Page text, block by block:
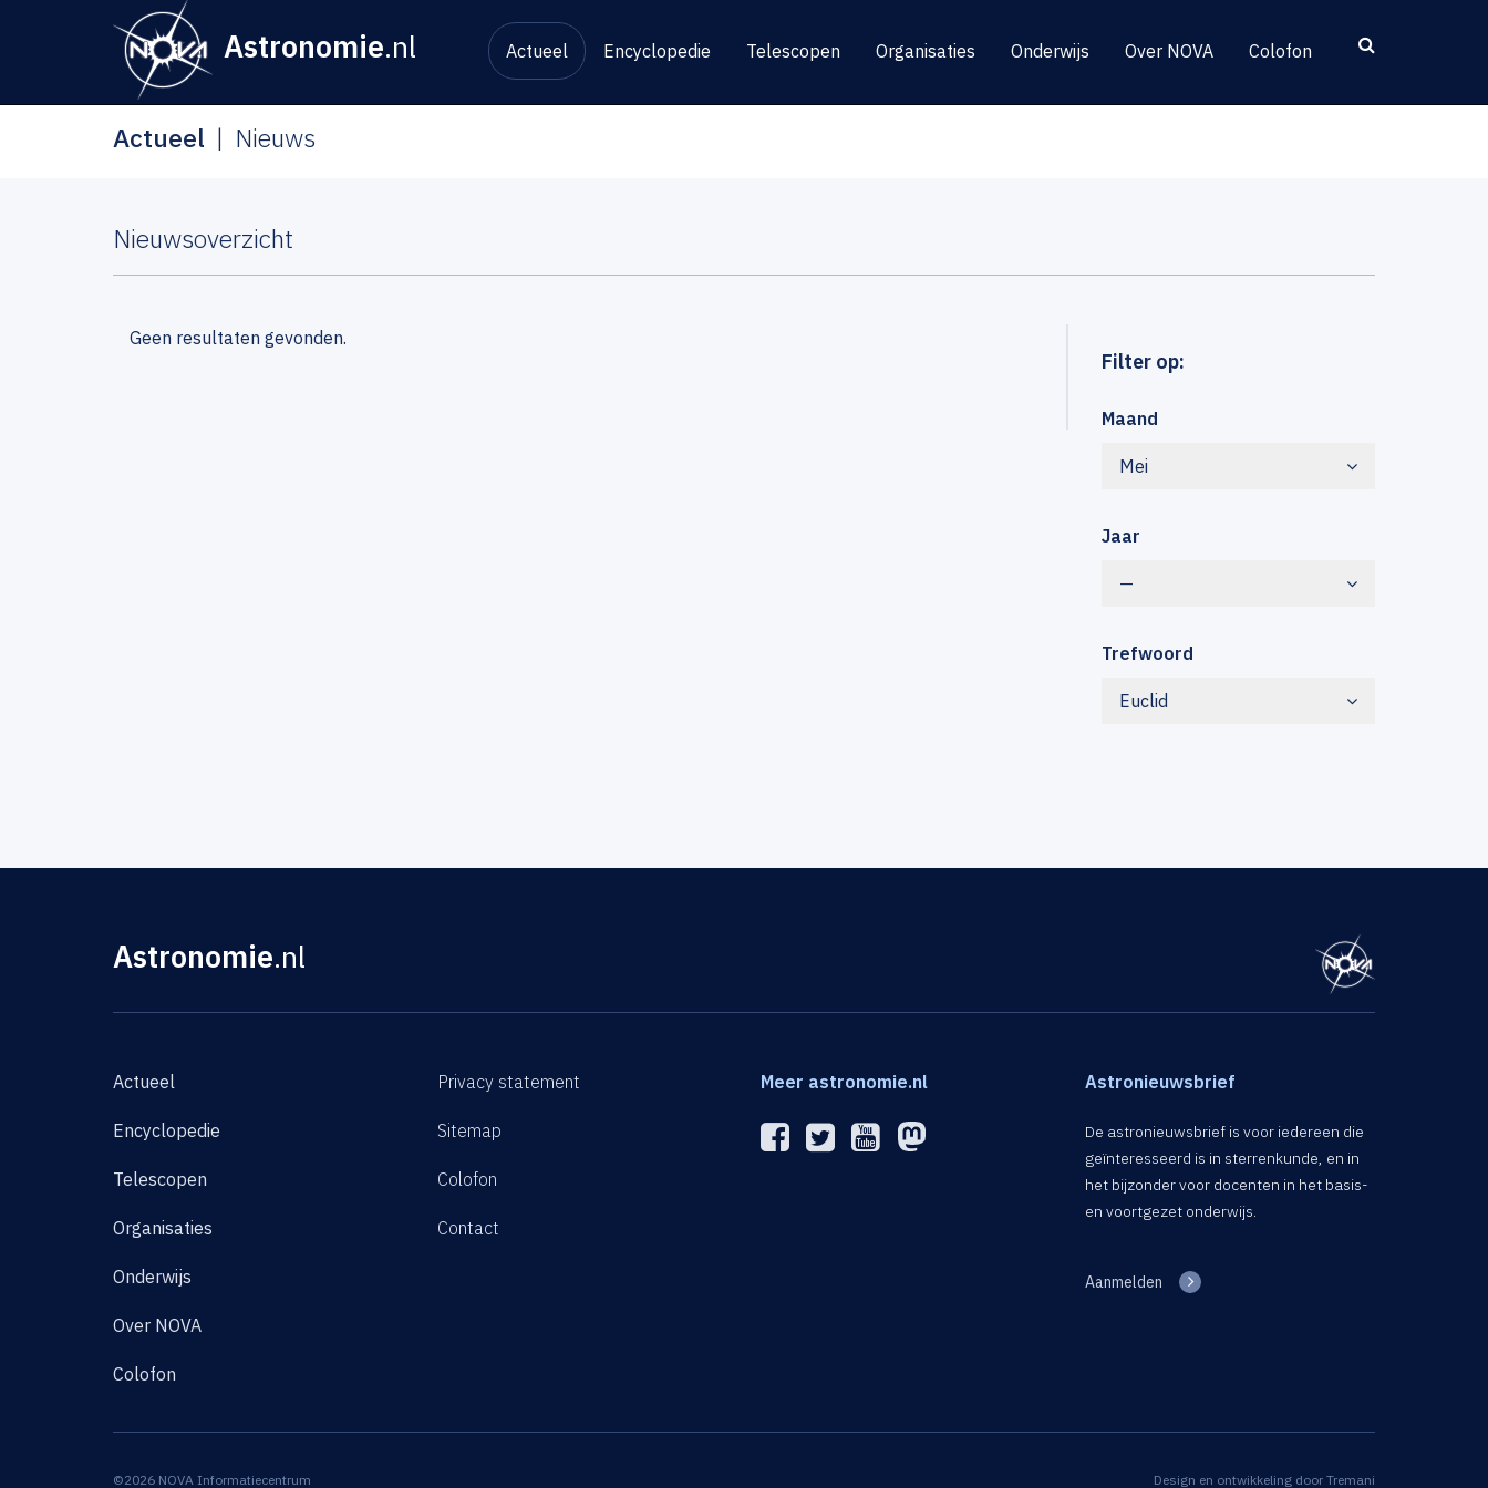
Astronomie.nl Actueel Encyclopedie Telescopen Organisaties Onderwijs Over NOVA Colofon
Actueel Nieuws
Nieuwsoverzicht
Filter op:
Maand
Mei
Jaar
—
Trefwoord
Euclid
Geen resultaten gevonden.
Astronomie.nl
Actueel
Encyclopedie
Telescopen
Organisaties
Onderwijs
Over NOVA
Colofon
Privacy statement
Sitemap
Colofon
Contact
Meer astronomie.nl Astronieuwsbrief
De astronieuwsbrief is voor iedereen die
geïnteresseerd is in sterrenkunde, en in
het bijzonder voor docenten in het basis-
en voortgezet onderwijs.
Aanmelden
©2026 NOVA Informatiecentrum Design en ontwikkeling door Tremani